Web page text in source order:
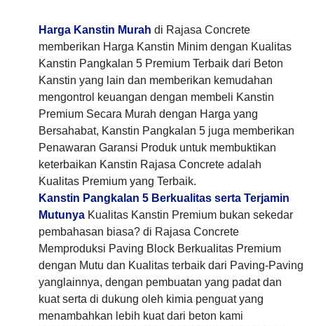
Harga Kanstin Murah di Rajasa Concrete
memberikan Harga Kanstin Minim dengan Kualitas
Kanstin Pangkalan 5 Premium Terbaik dari Beton
Kanstin yang lain dan memberikan kemudahan
mengontrol keuangan dengan membeli Kanstin
Premium Secara Murah dengan Harga yang
Bersahabat, Kanstin Pangkalan 5 juga memberikan
Penawaran Garansi Produk untuk membuktikan
keterbaikan Kanstin Rajasa Concrete adalah
Kualitas Premium yang Terbaik.
Kanstin Pangkalan 5 Berkualitas serta Terjamin
Mutunya Kualitas Kanstin Premium bukan sekedar
pembahasan biasa? di Rajasa Concrete
Memproduksi Paving Block Berkualitas Premium
dengan Mutu dan Kualitas terbaik dari Paving-Paving
yanglainnya, dengan pembuatan yang padat dan
kuat serta di dukung oleh kimia penguat yang
menambahkan lebih kuat dari beton kami